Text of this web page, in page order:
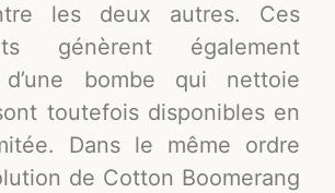
les deux autres. Ces
génèrent également
d’une bombe qui nettoie
toutefois disponibles en
Dans le même ordre
de Cotton Boomerang